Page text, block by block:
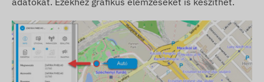
Felhívjuk azonban figyelmét, hogy a gyártó
fenntartja a jogot a termékspecifikációk vagy a
csomagolás előzetes értesítés nélküli
módosítására. Emiatt a termékek megjelenése a